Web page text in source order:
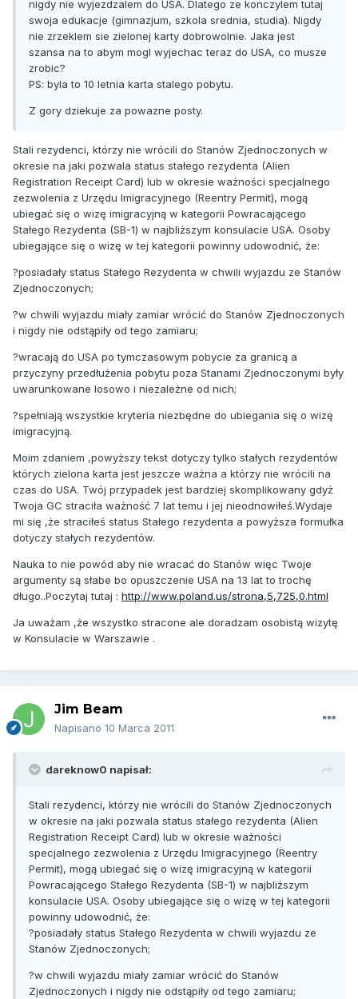
nigdy nie wyjezdzalem do USA. Dlatego ze konczylem tutaj
swoja edukacje (gimnazjum, szkola srednia, studia). Nigdy
nie zrzeklem sie zielonej karty dobrowolnie. Jaka jest
szansa na to abym mogl wyjechac teraz do USA, co musze
zrobic?
PS: byla to 10 letnia karta stalego pobytu.
Z gory dziekuje za powazne posty.
Stali rezydenci, którzy nie wrócili do Stanów Zjednoczonych w
okresie na jaki pozwala status stałego rezydenta (Alien
Registration Receipt Card) lub w okresie ważności specjalnego
zezwolenia z Urzędu Imigracyjnego (Reentry Permit), mogą
ubiegać się o wizę imigracyjną w kategorii Powracającego
Stałego Rezydenta (SB-1) w najbliższym konsulacie USA. Osoby
ubiegające się o wizę w tej kategorii powinny udowodnić, że:
?posiadały status Stałego Rezydenta w chwili wyjazdu ze Stanów
Zjednoczonych;
?w chwili wyjazdu miały zamiar wrócić do Stanów Zjednoczonych
i nigdy nie odstąpiły od tego zamiaru;
?wracają do USA po tymczasowym pobycie za granicą a
przyczyny przedłużenia pobytu poza Stanami Zjednoczonymi były
uwarunkowane losowo i niezależne od nich;
?spełniają wszystkie kryteria niezbędne do ubiegania się o wizę
imigracyjną.
Moim zdaniem ,powyższy tekst dotyczy tylko stałych rezydentów
których zielona karta jest jeszcze ważna a którzy nie wrócili na
czas do USA. Twój przypadek jest bardziej skomplikowany gdyż
Twoja GC straciła ważność 7 lat temu i jej nieodnowiłeś.Wydaje
mi się ,że straciłeś status Stałego rezydenta a powyższa formułka
dotyczy stałych rezydentów.
Nauka to nie powód aby nie wracać do Stanów więc Twoje
argumenty są słabe bo opuszczenie USA na 13 lat to trochę
długo..Poczytaj tutaj : http://www.poland.us/strona,5,725,0.html
Ja uważam ,że wszystko stracone ale doradzam osobistą wizytę
w Konsulacie w Warszawie .
Jim Beam
Napisano 10 Marca 2011
dareknow0 napisał:
Stali rezydenci, którzy nie wrócili do Stanów Zjednoczonych
w okresie na jaki pozwala status stałego rezydenta (Alien
Registration Receipt Card) lub w okresie ważności
specjalnego zezwolenia z Urzędu Imigracyjnego (Reentry
Permit), mogą ubiegać się o wizę imigracyjną w kategorii
Powracającego Stałego Rezydenta (SB-1) w najbliższym
konsulacie USA. Osoby ubiegające się o wizę w tej kategorii
powinny udowodnić, że:
?posiadały status Stałego Rezydenta w chwili wyjazdu ze
Stanów Zjednoczonych;
?w chwili wyjazdu miały zamiar wrócić do Stanów
Zjednoczonych i nigdy nie odstąpiły od tego zamiaru;